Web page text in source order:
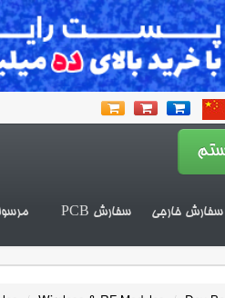
سفارش خارجی سفارش PCB